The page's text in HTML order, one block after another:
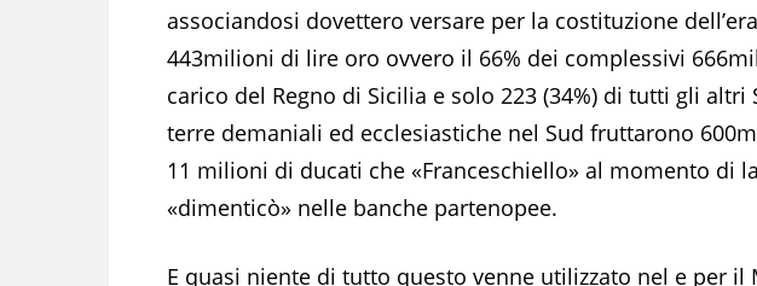
associandosi dovettero versare per la costituzione
443milioni di lire oro ovvero il 66% dei complessivi
carico del Regno di Sicilia e solo 223 (34%) di tutti gli altri
terre demaniali ed ecclesiastiche nel Sud fruttarono
11 milioni di ducati che «Franceschiello» al momento di
«dimenticò» nelle banche partenopee.
E quasi niente di tutto questo venne utilizzato nel e per il